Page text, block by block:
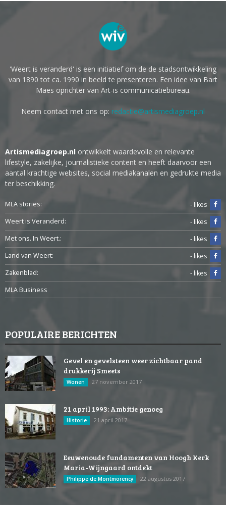
'Weert is veranderd' is een initiatief om de de stadsontwikkeling
van 1890 tot ca. 1990 in beeld te presenteren. Een idee van Bart
Maes oprichter van Art-is communicatiebureau.
Neem contact met ons op: redactie@artismediagroep.nl
Artismediagroep.nl ontwikkelt waardevolle en relevante
lifestyle, zakelijke, journalistieke content en heeft daarvoor een
aantal krachtige websites, social mediakanalen en gedrukte media
ter beschikking.
MLA stories:
- likes
Weert is Veranderd:
- likes
Met ons. In Weert.:
- likes
Land van Weert:
- likes
Zakenblad:
- likes
MLA Business
POPULAIRE BERICHTEN
Gevel en gevelsteen weer zichtbaar pand
drukkerij Smeets
Wonen 27 november 2017
21 april 1993: Ambitie genoeg
Historie 21 april 2017
Eeuwenoude fundamenten van Hoogh Kerk
Maria-Wijngaard ontdekt
Philippe de Montmorency 22 augustus 2017